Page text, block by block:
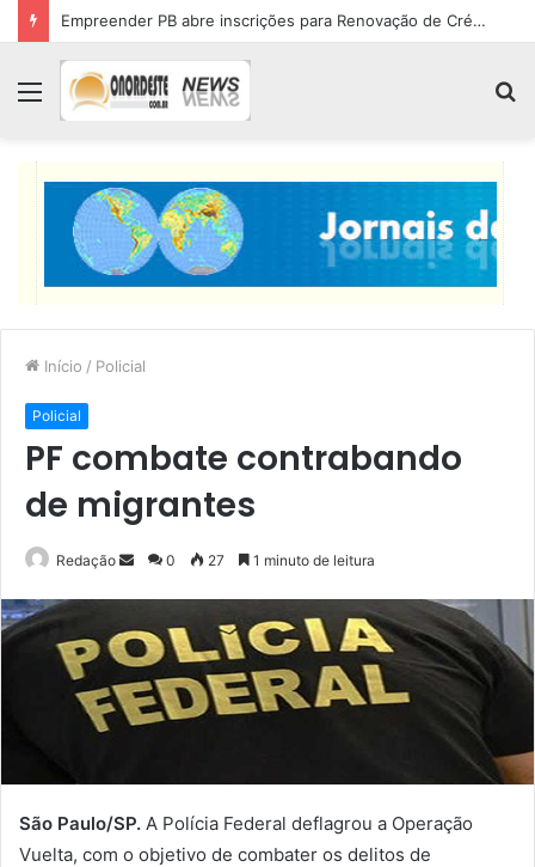
Empreender PB abre inscrições para Renovação de Crédito
Menu
Início / Policial
Policial
PF combate contrabando
de migrantes
Redação
Mande
mail
0 27 1 minuto de leitura
São Paulo/SP. A Polícia Federal deflagrou a Operação
Vuelta, com o objetivo de combater os delitos de